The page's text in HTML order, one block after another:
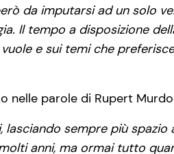
da imputarsi ad un solo
Il tempo a disposizione
e sui temi che
nelle parole di Rupert
sempre più
anni, ma ormai tutto